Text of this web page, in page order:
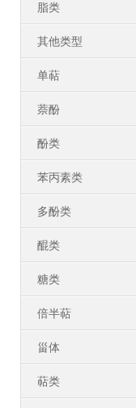
脂类
其他类型
单萜
萘酚
酚类
苯丙素类
多酚类
醌类
糖类
倍半萜
甾体
萜类